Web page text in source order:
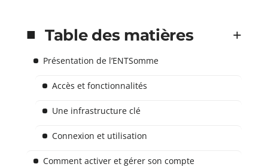
Table des matières
Présentation de l’ENTSomme
Accès et fonctionnalités
Une infrastructure clé
Connexion et utilisation
Comment activer et gérer son compte